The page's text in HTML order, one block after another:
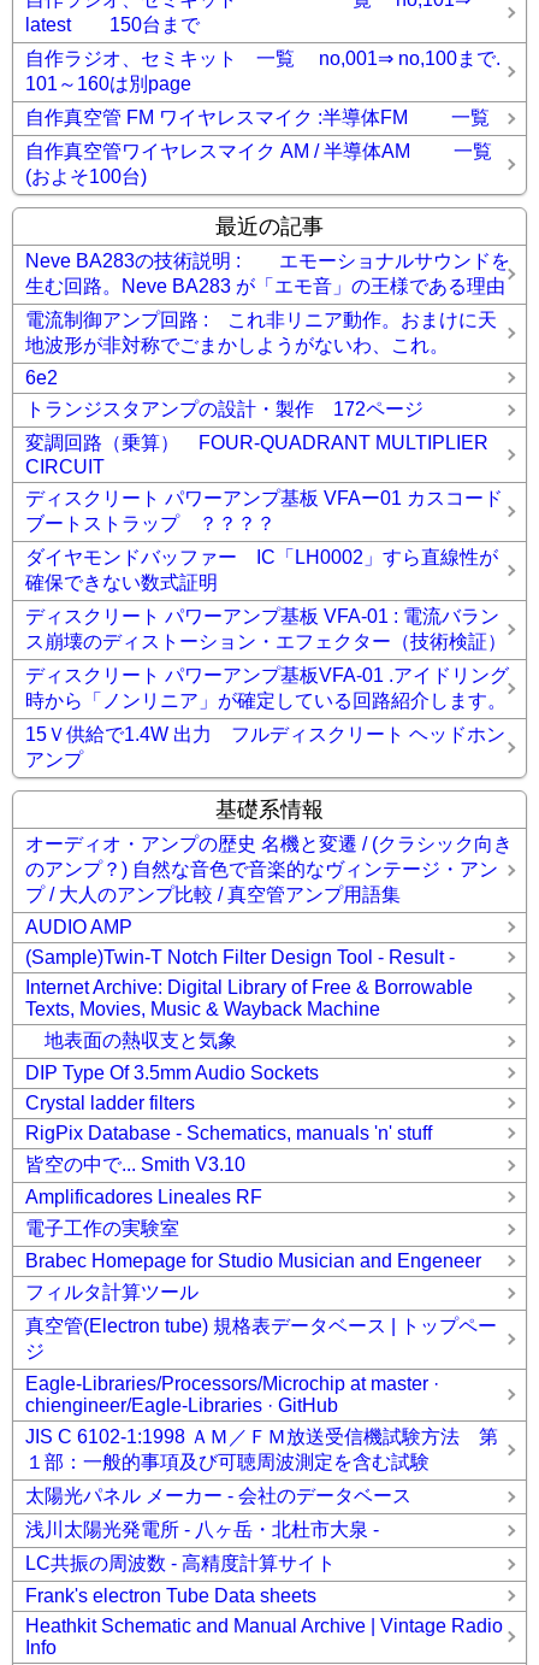
latest 150台まで
自作ラジオ、セミキット 一覧 no,001⇒ no,100まで.
101～160は別page
自作真空管 FM ワイヤレスマイク :半導体FM 一覧
自作真空管ワイヤレスマイク AM / 半導体AM 一覧
(およそ100台)
最近の記事
Neve BA283の技術説明 : エモーショナルサウンドを
生む回路。Neve BA283 が「エモ音」の王様である理由
電流制御アンプ回路 : これ非リニア動作。おまけに天
地波形が非対称でごまかしようがないわ、これ。
6e2
トランジスタアンプの設計・製作 172ページ
変調回路（乗算） FOUR-QUADRANT MULTIPLIER
CIRCUIT
ディスクリート パワーアンプ基板 VFAー01 カスコード
ブートストラップ ？？？？
ダイヤモンドバッファー IC「LH0002」すら直線性が
確保できない数式証明
ディスクリート パワーアンプ基板 VFA-01 : 電流バラン
ス崩壊のディストーション・エフェクター（技術検証）
ディスクリート パワーアンプ基板VFA-01 .アイドリング
時から「ノンリニア」が確定している回路紹介します。
15Ｖ供給で1.4W 出力 フルディスクリート ヘッドホン
アンプ
基礎系情報
オーディオ・アンプの歴史 名機と変遷 / (クラシック向き
のアンプ？) 自然な音色で音楽的なヴィンテージ・アン
プ / 大人のアンプ比較 / 真空管アンプ用語集
AUDIO AMP
(Sample)Twin-T Notch Filter Design Tool - Result -
Internet Archive: Digital Library of Free & Borrowable
Texts, Movies, Music & Wayback Machine
地表面の熱収支と気象
DIP Type Of 3.5mm Audio Sockets
Crystal ladder filters
RigPix Database - Schematics, manuals 'n' stuff
皆空の中で... Smith V3.10
Amplificadores Lineales RF
電子工作の実験室
Brabec Homepage for Studio Musician and Engeneer
フィルタ計算ツール
真空管(Electron tube) 規格表データベース | トップペー
ジ
Eagle-Libraries/Processors/Microchip at master ·
chiengineer/Eagle-Libraries · GitHub
JIS C 6102-1:1998 ＡＭ／ＦＭ放送受信機試験方法 第
１部：一般的事項及び可聴周波測定を含む試験
太陽光パネル メーカー - 会社のデータベース
浅川太陽光発電所 - 八ヶ岳・北杜市大泉 -
LC共振の周波数 - 高精度計算サイト
Frank's electron Tube Data sheets
Heathkit Schematic and Manual Archive | Vintage Radio
Info